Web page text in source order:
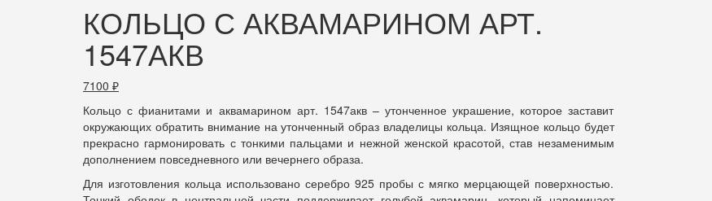
КОЛЬЦО С АКВАМАРИНОМ АРТ.
1547АКВ
7100 ₽
Кольцо с фианитами и аквамарином арт. 1547акв – утонченное украшение, которое заставит
окружающих обратить внимание на утонченный образ владелицы кольца. Изящное кольцо будет
прекрасно гармонировать с тонкими пальцами и нежной женской красотой, став незаменимым
дополнением повседневного или вечернего образа.
Для изготовления кольца использовано серебро 925 пробы с мягко мерцающей поверхностью.